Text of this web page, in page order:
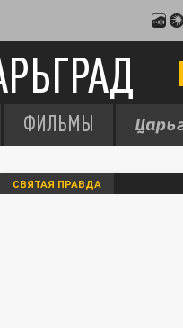
ФИЛЬМЫ
СВЯТАЯ ПРАВДА